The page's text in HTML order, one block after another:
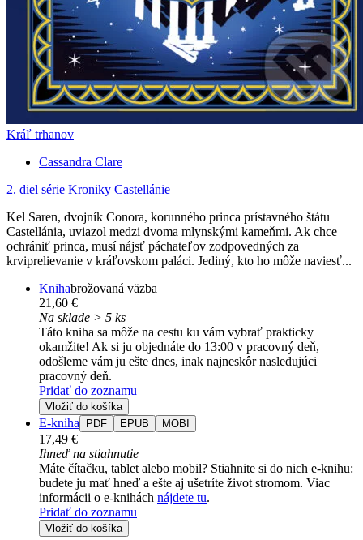
Kráľ trhanov
Cassandra Clare
2. diel série Kroniky Castellánie
Kel Saren, dvojník Conora, korunného princa prístavného štátu
Castellánia, uviazol medzi dvoma mlynskými kameňmi. Ak chce
ochrániť princa, musí nájsť páchateľov zodpovedných za
krviprelievanie v kráľovskom paláci. Jediný, kto ho môže naviesť...
Knihabrožovaná väzba
21,60 €
Na sklade > 5 ks
Táto kniha sa môže na cestu ku vám vybrať prakticky
okamžite! Ak si ju objednáte do 13:00 v pracovný deň,
odošleme vám ju ešte dnes, inak najneskôr nasledujúci
pracovný deň.
Pridať do zoznamu
Vložiť do košíka
E-kniha PDF EPUB MOBI
17,49 €
Ihneď na stiahnutie
Máte čítačku, tablet alebo mobil? Stiahnite si do nich e-knihu:
budete ju mať hneď a ešte aj ušetríte život stromom. Viac
informácii o e-knihách nájdete tu.
Pridať do zoznamu
Vložiť do košíka